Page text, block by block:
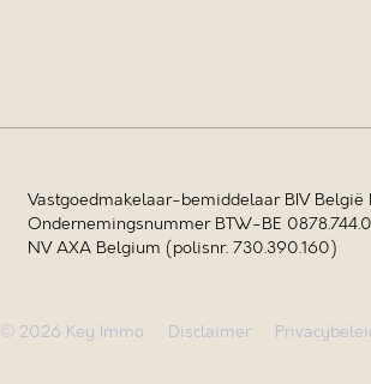
Vastgoedmakelaar-bemiddelaar BIV
Ondernemingsnummer BTW-BE
NV AXA Belgium (polisnr. 730.390.160)
© 2026 Key Immo Disclaimer